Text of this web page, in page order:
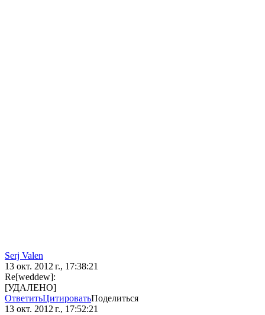
Serj Valen
13 окт. 2012 г., 17:38:21
Re[weddew]:
[УДАЛЕНО]
ОтветитьЦитироватьПоделиться
13 окт. 2012 г., 17:52:21